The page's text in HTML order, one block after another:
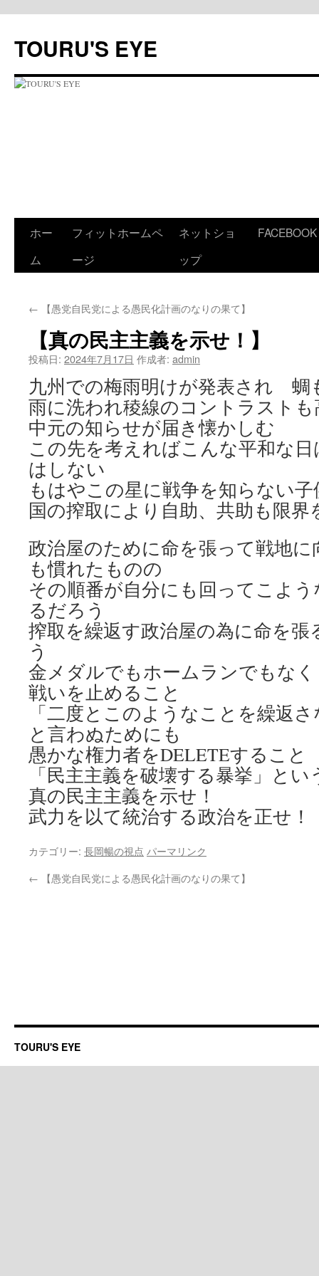
テ
ン
へ
TOURU'S EYE
ホー
ム
フィットホームペ
ージ
ネットショ
ップ
FACEBOOK
← 【愚党自民党による愚民化計画のなりの果て】
【真の民主主義を示せ！】
投稿日: 2024年7月17日 作成者: admin
九州での梅雨明けが発表され 蜩
雨に洗われ稜線のコントラストも
中元の知らせが届き懐かしむ
この先を考えればこんな平和な
はしない
もはやこの星に戦争を知らない
国の搾取により自助、共助も限界
政治屋のために命を張って戦地
も慣れたものの
その順番が自分にも回ってこよ
るだろう
搾取を繰返す政治屋の為に命を
う
金メダルでもホームランでもなく
戦いを止めること
「二度とこのようなことを繰返
と言わぬためにも
愚かな権力者をDELETEすること
「民主主義を破壊する暴挙」と
真の民主主義を示せ！
武力を以て統治する政治を正せ！
カテゴリー: 長岡暢の視点 パーマリンク
← 【愚党自民党による愚民化計画のなりの果て】
TOURU'S EYE